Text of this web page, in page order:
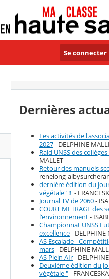
Se connecter
Dernières
Les activités de
2027- DELPHINE
Raid UNSS des
MALLET
Retour des manuels
renelong-
dernière édition du
végétale" !! -
Journal TV de 2060-
COURT METRAGE des
l'environnement-
Championnat UNSS
excellence- DELPHINE
AS Escalade -
mars- DELPHINE
AS Plein AIr-
Deuxième édition du
végétale "-